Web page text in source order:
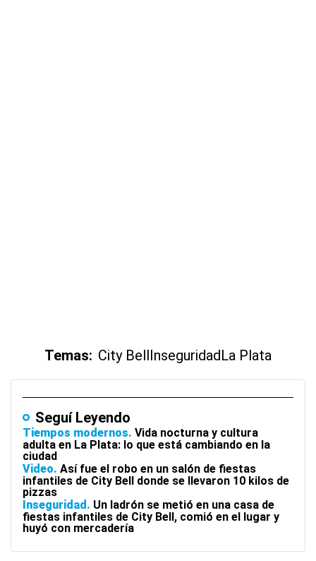
Temas: City BellInseguridadLa Plata
Seguí Leyendo
Tiempos modernos Vida nocturna y cultura
adulta en La Plata: lo que está cambiando en la
ciudad
Video Así fue el robo en un salón de fiestas
infantiles de City Bell donde se llevaron 10 kilos de
pizzas
Inseguridad
Un ladrón se metió en una casa de
fiestas infantiles de City Bell, comió en el lugar y
huyó con mercadería